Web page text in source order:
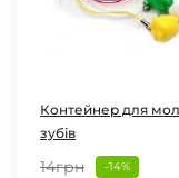
Контейнер для
зубів
14грн -14%